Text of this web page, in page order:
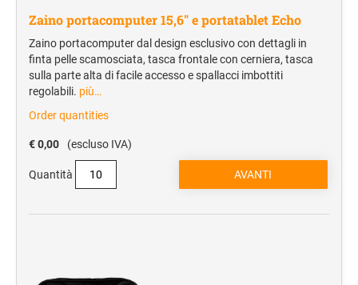
Mug e tazzine
BIGLIETTI DA VISITA
Biglietto su carta patinata opaca
Biglietto su carta usomano
UFFICIO E CONGRESSI
Accessori da scrivania
Zaino portacomputer 15,6" e portatablet Echo
Zaino portacomputer dal design esclusivo con dettagli in
finta pelle scamosciata, tasca frontale con cerniera, tasca
sulla parte alta di facile accesso e spallacci imbottiti
regolabili. più…
Order quantities
€ 0,00 (escluso IVA)
Quantità